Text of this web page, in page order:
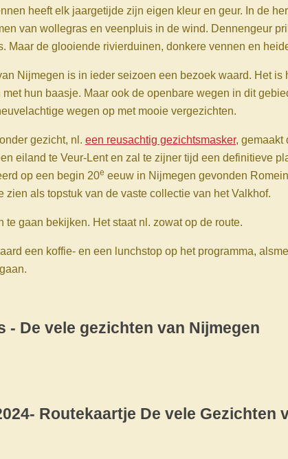
heeft elk jaargetijde zijn eigen kleur en geur. In de
van wollegras en veenpluis in de wind. Dennengeur
Maar de glooiende rivierduinen, donkere vennen en
Nijmegen is in ieder seizoen een bezoek waard. Het
hun baasje. Maar ook de openbare wegen in dit
wegen op met mooie vergezichten.
gezicht, nl. een reusachtig gezichtsmasker, gemaakt
eiland te Veur-Lent en zal te zijner tijd een definitieve
op een begin 20e eeuw in Nijmegen gevonden
zien als topstuk van de vaste collectie van het Valkhof.
te gaan bekijken. Het staat nl. zowat op de route.
een koffie- en een lunchstop op het programma,
- De vele gezichten van Nijmegen
Routekaartje De vele Gezichten